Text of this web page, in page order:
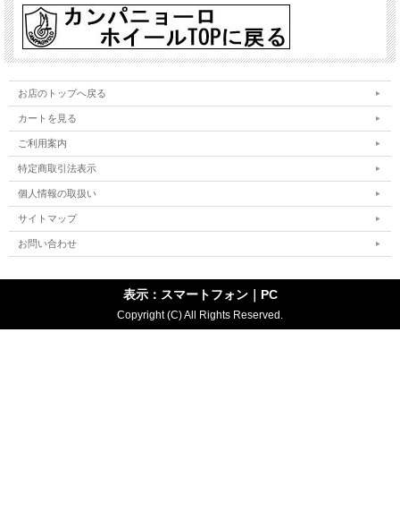
お店のトップへ戻る
カートを見る
ご利用案内
特定商取引法表示
個人情報の取扱い
サイトマップ
お問い合わせ
表示：スマートフォン｜ PC
Copyright (C) All Rights Reserved.